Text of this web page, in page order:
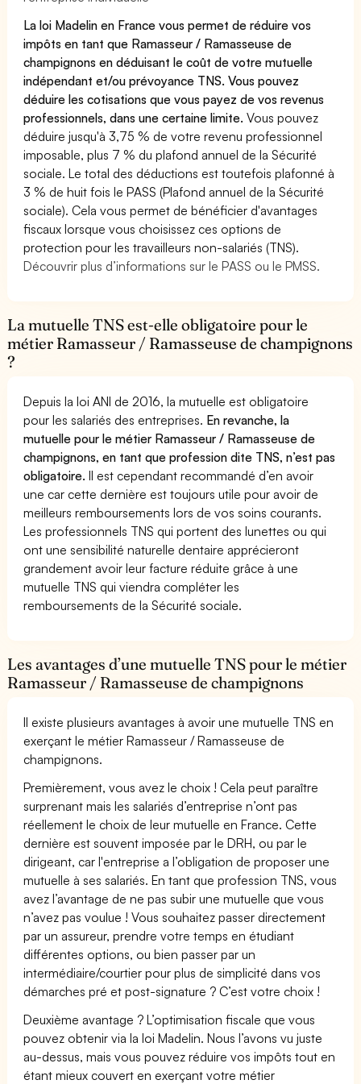
La loi Madelin en France vous permet de réduire vos
impôts en tant que Ramasseur / Ramasseuse de
champignons en déduisant le coût de votre mutuelle
indépendant et/ou prévoyance TNS. Vous pouvez
déduire les cotisations que vous payez de vos revenus
professionnels, dans une certaine limite.Vous pouvez
déduire jusqu'à 3,75 % de votre revenu professionnel
imposable, plus 7 % du plafond annuel de la Sécurité
sociale. Le total des déductions est toutefois plafonné à
3 % de huit fois le PASS (Plafond annuel de la Sécurité
sociale). Cela vous permet de bénéficier d'avantages
fiscaux lorsque vous choisissez ces options de
protection pour les travailleurs non-salariés (TNS).
Découvrir plus d’informations sur le PASS ou le PMSS.
La mutuelle TNS est-elle obligatoire pour le
métier Ramasseur / Ramasseuse de champignons
?
Depuis la loi ANI de 2016, la mutuelle est obligatoire
pour les salariés des entreprises. En revanche, la
mutuelle pour le métier Ramasseur / Ramasseuse de
champignons, en tant que profession dite TNS, n’est pas
obligatoire.Il est cependant recommandé d’en avoir
une car cette dernière est toujours utile pour avoir de
meilleurs remboursements lors de vos soins courants.
Les professionnels TNS qui portent des lunettes ou qui
ont une sensibilité naturelle dentaire apprécieront
grandement avoir leur facture réduite grâce à une
mutuelle TNS qui viendra compléter les
remboursements de la Sécurité sociale.
Les avantages d’une mutuelle TNS pour le métier
Ramasseur / Ramasseuse de champignons
Il existe plusieurs avantages à avoir une mutuelle TNS en
exerçant le métier Ramasseur / Ramasseuse de
champignons.
Premièrement, vous avez le choix ! Cela peut paraître
surprenant mais les salariés d’entreprise n’ont pas
réellement le choix de leur mutuelle en France. Cette
dernière est souvent imposée par le DRH, ou par le
dirigeant, car l'entreprise a l’obligation de proposer une
mutuelle à ses salariés. En tant que profession TNS, vous
avez l’avantage de ne pas subir une mutuelle que vous
n’avez pas voulue ! Vous souhaitez passer directement
par un assureur, prendre votre temps en étudiant
différentes options, ou bien passer par un
intermédiaire/courtier pour plus de simplicité dans vos
démarches pré et post-signature ? C’est votre choix !
Deuxième avantage ? L’optimisation fiscale que vous
pouvez obtenir via la loi Madelin. Nous l’avons vu juste
au-dessus, mais vous pouvez réduire vos impôts tout en
étant mieux couvert en exerçant votre métier